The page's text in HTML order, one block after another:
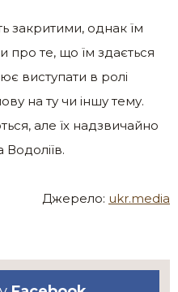
закритими, однак їм
про те, що їм здається
виступати в ролі
на ту чи іншу тему.
але їх надзвичайно
Джерело: ukr.media